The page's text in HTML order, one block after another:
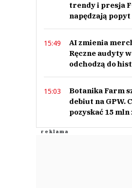
trendy i presja
napędzają popyt
15:49
AI zmienia
Ręczne audyty
odchodzą do
15:03
Botanika Farm
debiut na GPW.
pozyskać 15 mln